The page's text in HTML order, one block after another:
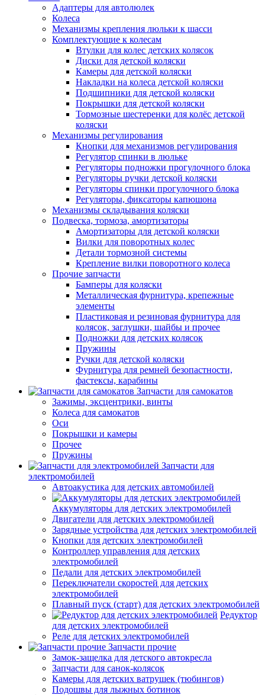
Адаптеры для автолюлек
Колеса
Механизмы крепления люльки к шасси
Комплектующие к колесам
Втулки для колес детских колясок
Диски для детской коляски
Камеры для детской коляски
Накладки на колеса детской коляски
Подшипники для детской коляски
Покрышки для детской коляски
Тормозные шестеренки для колёс детской
коляски
Механизмы регулирования
Кнопки для механизмов регулирования
Регулятор спинки в люльке
Регуляторы подножки прогулочного блока
Регуляторы ручки детской коляски
Регуляторы спинки прогулочного блока
Регуляторы, фиксаторы капюшона
Механизмы складывания коляски
Подвеска, тормоза, амортизаторы
Амортизаторы для детской коляски
Вилки для поворотных колес
Детали тормозной системы
Крепление вилки поворотного колеса
Прочие запчасти
Бамперы для коляски
Металлическая фурнитура, крепежные
элементы
Пластиковая и резиновая фурнитура для
колясок, заглушки, шайбы и прочее
Подножки для детских колясок
Пружины
Ручки для детской коляски
Фурнитура для ремней безопастности,
фастексы, карабины
Запчасти для самокатов
Зажимы, эксцентрики, винты
Колеса для самокатов
Оси
Покрышки и камеры
Прочее
Пружины
Запчасти для
электромобилей
Автоакустика для детских автомобилей
Аккумуляторы для детских электромобилей
Двигатели для детских электромобилей
Зарядные устройства для детских электромобилей
Кнопки для детских электромобилей
Контроллер управления для детских
электромобилей
Педали для детских электромобилей
Переключатели скоростей для детских
электромобилей
Плавный пуск (старт) для детских электромобилей
Редуктор
для детских электромобилей
Реле для детских электромобилей
Запчасти прочие
Замок-защелка для детского автокресла
Запчасти для санок-колясок
Камеры для детских ватрушек (тюбингов)
Подошвы для лыжных ботинок